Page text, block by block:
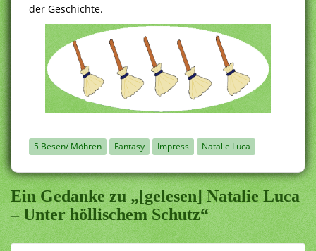
der Geschichte.
5 Besen/ Möhren Fantasy Impress Natalie Luca
Ein Gedanke zu „[gelesen] Natalie Luca
– Unter höllischem Schutz“